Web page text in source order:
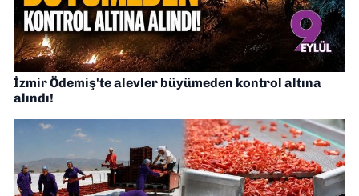
İzmir Ödemiş'te alevler büyümeden kontrol altına
alındı!